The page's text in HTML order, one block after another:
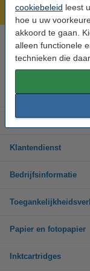
cookiebeleid leest
hoe u uw
akkoord te gaan.
alleen functionele
technieken die
Hulp
Op
Inktpatronen
Toner cartridges
Klantendienst
Bedrijfsinformatie
Papier en fotopapier
Inktcartridges